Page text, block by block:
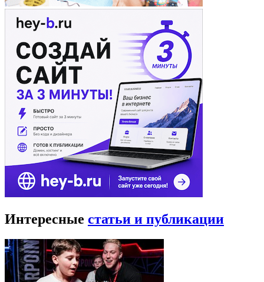
Интересные статьи и публикации